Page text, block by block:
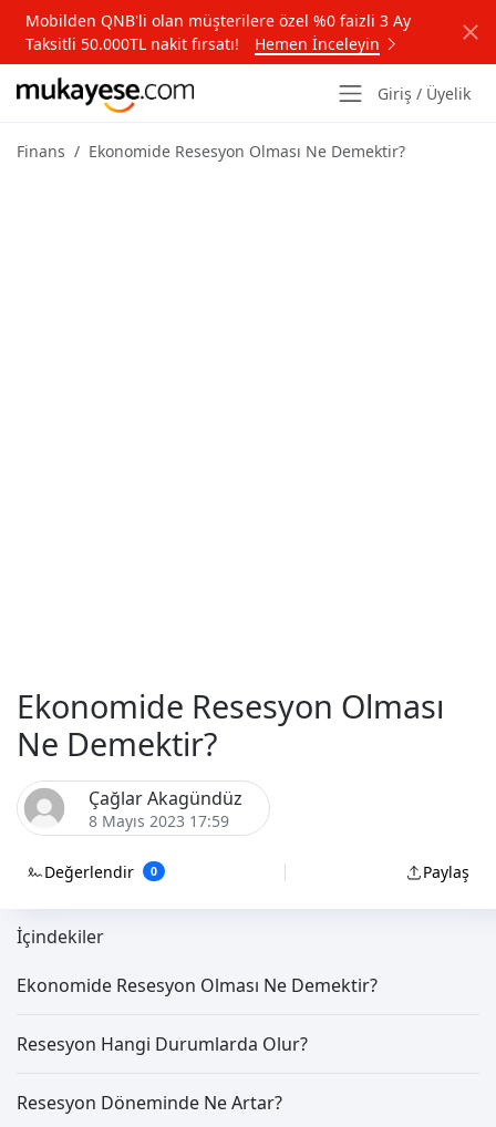
Mobilden QNB'li olan müşterilere özel %0 faizli 3 Ay
Taksitli 50.000TL nakit fırsatı!
Hemen İnceleyin
Giriş / Üyelik
Finans Ekonomide Resesyon Olması Ne Demektir?
Ekonomide Resesyon Olması
Ne Demektir?
Çağlar Akagündüz
8 Mayıs 2023 17:59
Değerlendir 0 Paylaş
İçindekiler
Ekonomide Resesyon Olması Ne Demektir?
Resesyon Hangi Durumlarda Olur?
Resesyon Döneminde Ne Artar?